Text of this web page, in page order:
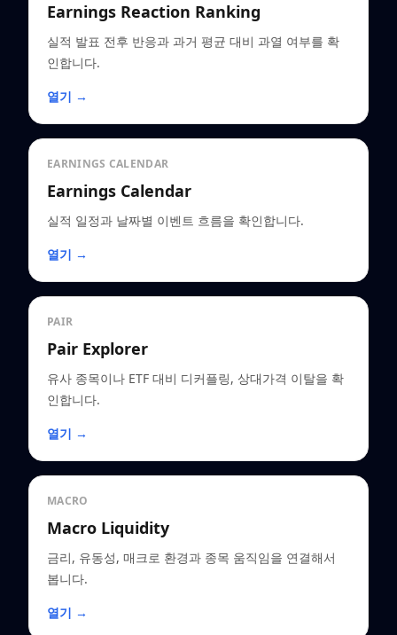
Earnings Reaction Ranking
실적 발표 전후 반응과 과거 평균 대비 과열 여부를 확
인합니다.
열기 →
EARNINGS CALENDAR
Earnings Calendar
실적 일정과 날짜별 이벤트 흐름을 확인합니다.
열기 →
PAIR
Pair Explorer
유사 종목이나 ETF 대비 디커플링, 상대가격 이탈을 확
인합니다.
열기 →
MACRO
Macro Liquidity
금리, 유동성, 매크로 환경과 종목 움직임을 연결해서
봅니다.
열기 →